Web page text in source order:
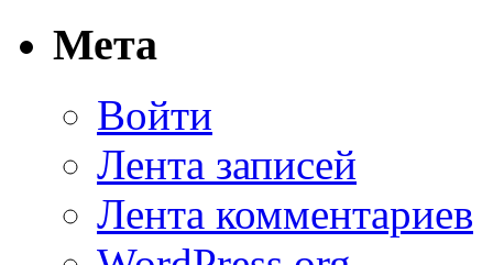
Мета
Войти
Лента записей
Лента комментариев